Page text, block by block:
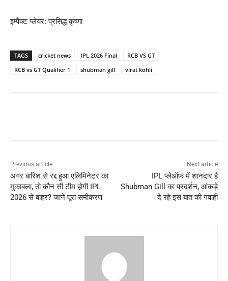
इम्पैक्ट प्लेयर: प्रसिद्ध कृष्णा
TAGS cricket news IPL 2026 Final
RCB VS GT
RCB vs GT Qualifier 1
shubman gill virat kohli
Previous article
अगर बारिश से रद्द हुआ एलिमिनेटर का
मुकाबला, तो कौन सी टीम होगी IPL
2026 से बाहर? जानें पूरा समीकरण
Next article
IPL प्लेऑफ में शानदार है
Shubman Gill का प्रदर्शन, आंकड़े
दे रहे इस बात की गवाही